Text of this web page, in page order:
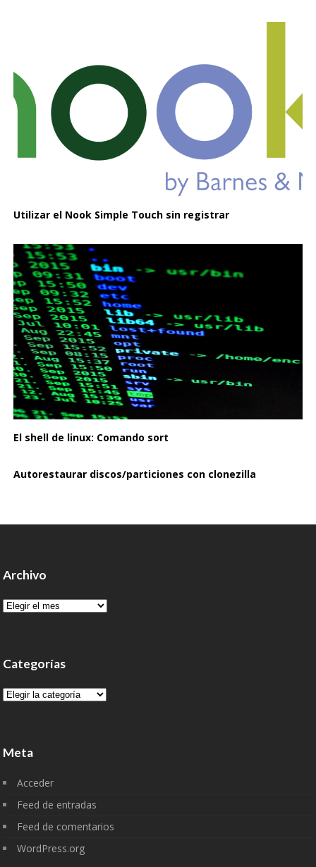
Utilizar el Nook Simple Touch sin registrar
El shell de linux: Comando sort
Autorestaurar discos/particiones con clonezilla
Archivo
Archivo
Categorías
Categorías
Meta
Acceder
Feed de entradas
Feed de comentarios
WordPress.org